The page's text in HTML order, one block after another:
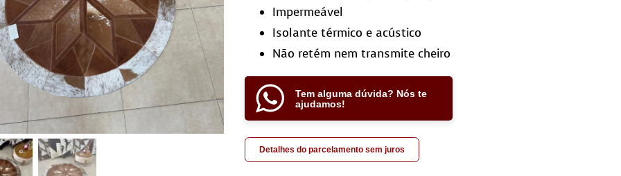
Impermeável
Isolante térmico e acústico
Não retém nem transmite cheiro
Tem alguma dúvida? Nós te
ajudamos!
Detalhes do parcelamento sem juros